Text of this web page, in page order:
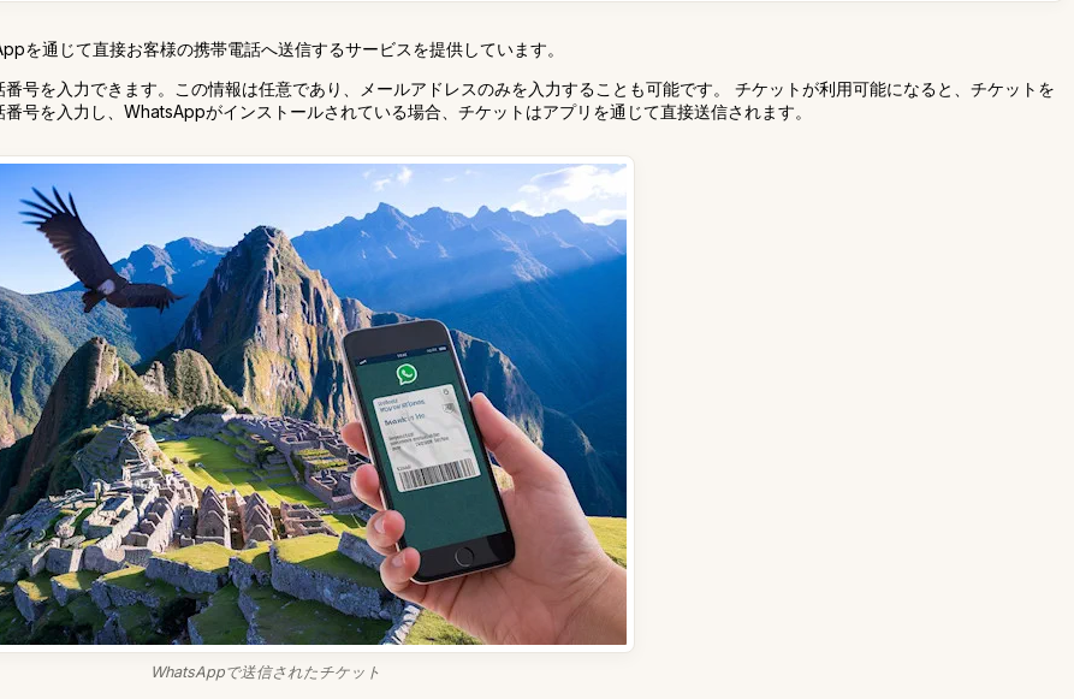
通じて直接お客様の携帯電話へ送信するサービスを提供しています。
号を入力できます。この情報は任意であり、メールアドレスのみを入力することも可能です。 チケットが利用可能になると、チケットを
号を入力し、WhatsAppがインストールされている場合、チケットはアプリを通じて直接送信されます。
WhatsAppで送信されたチケット